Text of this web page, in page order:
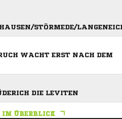
STÖRMEDE/
WACHT ERST NACH DEM R
DIE LEVITEN
IM ÜBERBLICK